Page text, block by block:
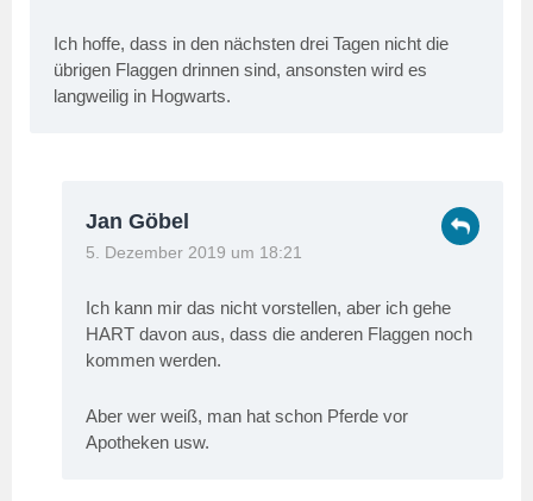
Ich hoffe, dass in den nächsten drei Tagen nicht die
übrigen Flaggen drinnen sind, ansonsten wird es
langweilig in Hogwarts.
Jan Göbel
5. Dezember 2019 um 18:21
Ich kann mir das nicht vorstellen, aber ich gehe
HART davon aus, dass die anderen Flaggen noch
kommen werden.
Aber wer weiß, man hat schon Pferde vor
Apotheken usw.